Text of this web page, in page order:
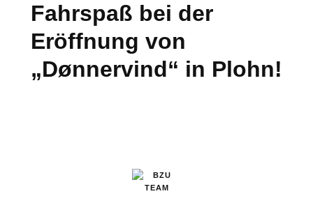
Fahrspaß bei der
Eröffnung von
„Dønnervind“ in Plohn!